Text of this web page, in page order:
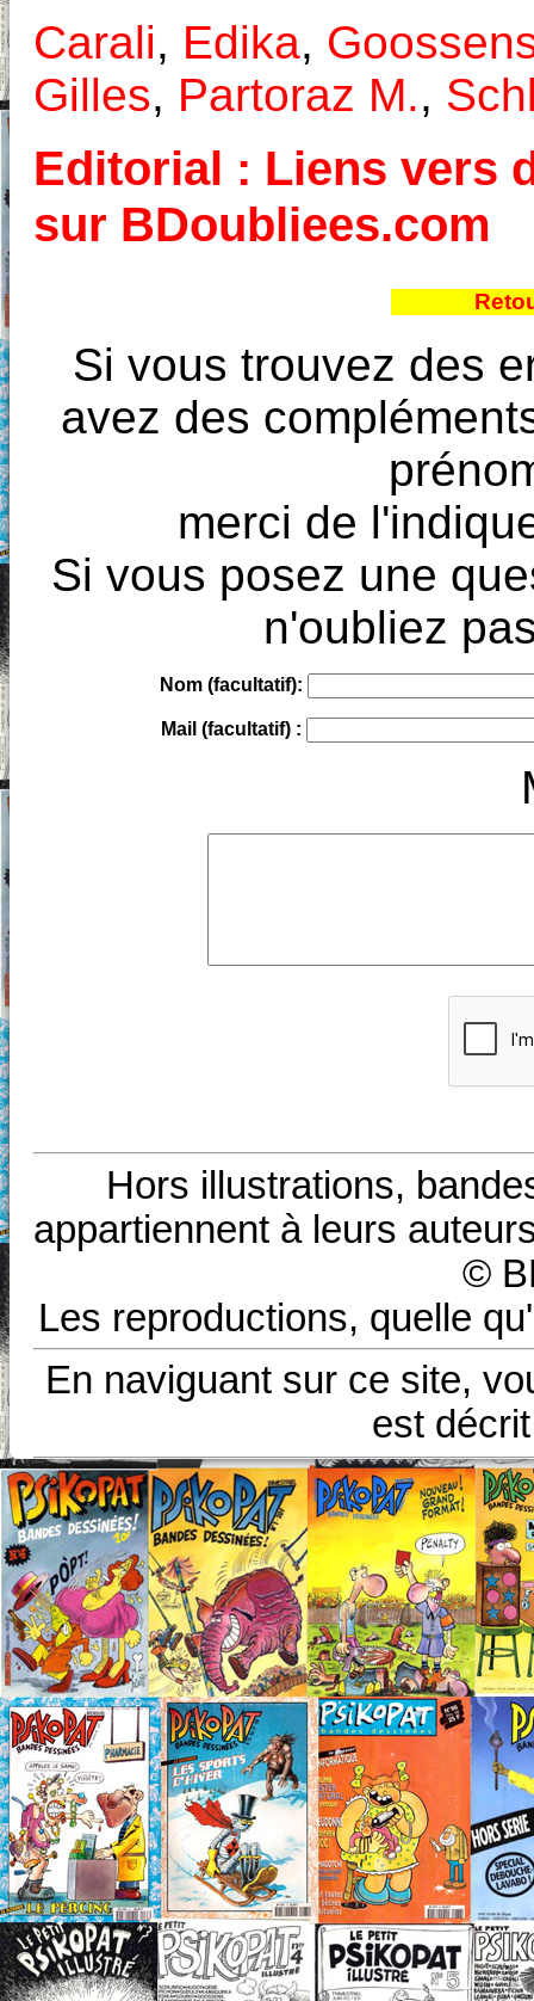
Carali, Edika,
Gilles, Partoraz M.,
Editorial : Liens vers
sur BDoubliees.com
Si vous trouvez des
avez des
merci de
Si vous posez une
n'oubliez
Nom (facultatif):
Mail (facultatif) :
Hors illustrations,
appartiennent à leurs
©
Les reproductions, quelle
En naviguant sur ce site,
est